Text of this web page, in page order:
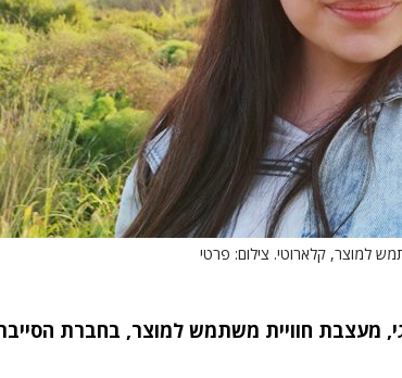
למוצר, קלארוטי. צילום: פרטי
מעצבת חוויית משתמש למוצר, בחברת